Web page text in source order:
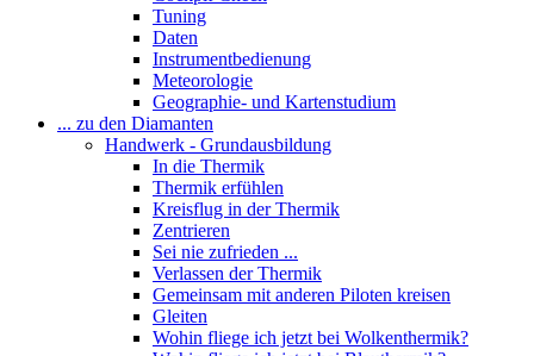
Tuning
Daten
Instrumentbedienung
Meteorologie
Geographie- und Kartenstudium
... zu den Diamanten
Handwerk - Grundausbildung
In die Thermik
Thermik erfühlen
Kreisflug in der Thermik
Zentrieren
Sei nie zufrieden ...
Verlassen der Thermik
Gemeinsam mit anderen Piloten kreisen
Gleiten
Wohin fliege ich jetzt bei Wolkenthermik?